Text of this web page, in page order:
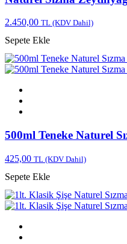
2.450,00 TL (KDV Dahil)
Sepete Ekle
500ml Teneke Naturel
425,00 TL (KDV Dahil)
Sepete Ekle